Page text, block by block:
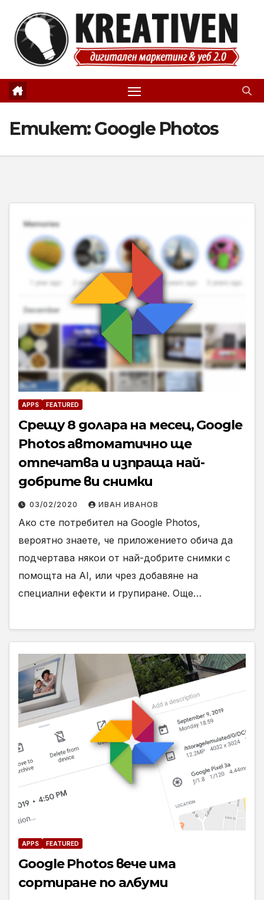
content
Етикет:Google Photos
APPS FEATURED
Срещу 8 долара на месец, Google
Photos автоматично ще
отпечатва и изпраща най-
добрите ви снимки
03/02/2020 ИВАН ИВАНОВ
Ако сте потребител на Google Photos,
вероятно знаете, че приложението обича да
подчертава някои от най-добрите снимки с
помощта на AI, или чрез добавяне на
специални ефекти и групиране. Още…
APPS FEATURED
Google Photos вече има
сортиране по албуми